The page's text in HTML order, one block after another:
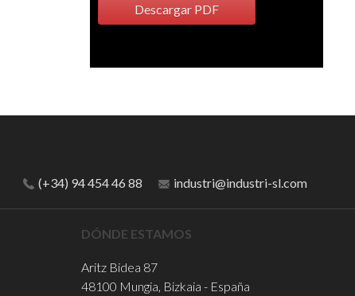
Descargar PDF
(+34) 94 454 46 88 industri@industri-sl.com
DÓNDE ESTAMOS
Aritz Bidea 87
48100 Mungia, Bizkaia - España